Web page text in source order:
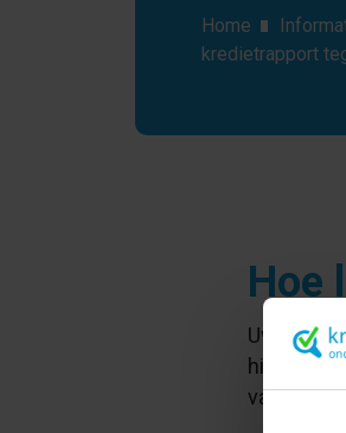
Home
kredietrapport
Hoe
Uw
hiervoor
van een